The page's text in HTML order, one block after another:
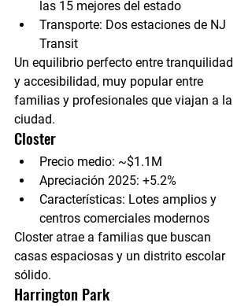
las 15 mejores del estado
Transporte: Dos estaciones de NJ
Transit
Un equilibrio perfecto entre tranquilidad
y accesibilidad, muy popular entre
familias y profesionales que viajan a la
ciudad.
Closter
Precio medio: ~$1.1M
Apreciación 2025: +5.2%
Características: Lotes amplios y
centros comerciales modernos
Closter atrae a familias que buscan
casas espaciosas y un distrito escolar
sólido.
Harrington Park